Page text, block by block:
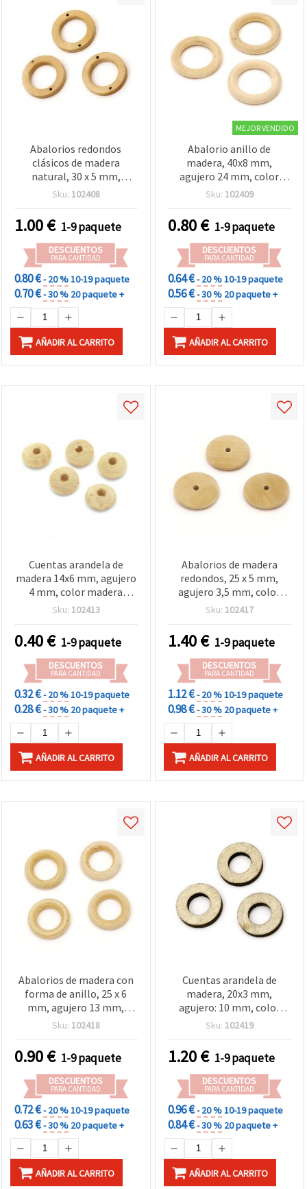
Abalorios redondos
clásicos de madera
natural, 30 x 5 mm,
agujero de 1 mm - Pack de
bisutería y manualidades
creativas
Sku: 102408
1.00€ 1-9 paquete
DESCUENTOS
PARA CANTIDAD
0.80 €- 20 %10-19 paquete
0.70 €- 30 % 20 paquete +
AÑADIR AL CARRITO
MEJOR VENDIDO
Abalorio anillo de
madera, 40x8 mm,
agujero 24 mm, color
madera natural - 4 piezas
Sku: 102409
0.80€ 1-9 paquete
DESCUENTOS
PARA CANTIDAD
0.64 €- 20 %10-19 paquete
0.56 €- 30 % 20 paquete +
AÑADIR AL CARRITO
Cuentas arandela de
madera 14x6 mm, agujero
4 mm, color madera
natural, para
10 piezas
Sku: 102413
0.40€ 1-9 paquete
DESCUENTOS
PARA CANTIDAD
0.32 €- 20 %10-19 paquete
0.28 €- 30 % 20 paquete +
AÑADIR AL CARRITO
Abalorios de madera
redondos, 25 x 5 mm,
agujero 3,5 mm, color
madera natural - 20 uds
Sku: 102417
1.40€ 1-9 paquete
DESCUENTOS
PARA CANTIDAD
1.12 €- 20 %10-19 paquete
0.98 €- 30 % 20 paquete +
AÑADIR AL CARRITO
Abalorios de madera con
forma de anillo, 25 x 6
mm, agujero 13 mm,
color madera natural - 10
Sku: 102418
0.90€ 1-9 paquete
DESCUENTOS
PARA CANTIDAD
0.72 €- 20 %10-19 paquete
0.63 €- 30 % 20 paquete +
AÑADIR AL CARRITO
Cuentas arandela de
madera, 20x3 mm,
agujero: 10 mm, color
madera natural - 20
Sku: 102419
1.20€ 1-9 paquete
DESCUENTOS
PARA CANTIDAD
0.96 €- 20 %10-19 paquete
0.84 €- 30 % 20 paquete +
AÑADIR AL CARRITO